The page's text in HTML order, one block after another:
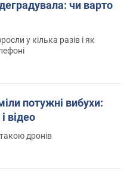
чи варто
у кілька разів і як
потужні вибухи:
відео
дронів